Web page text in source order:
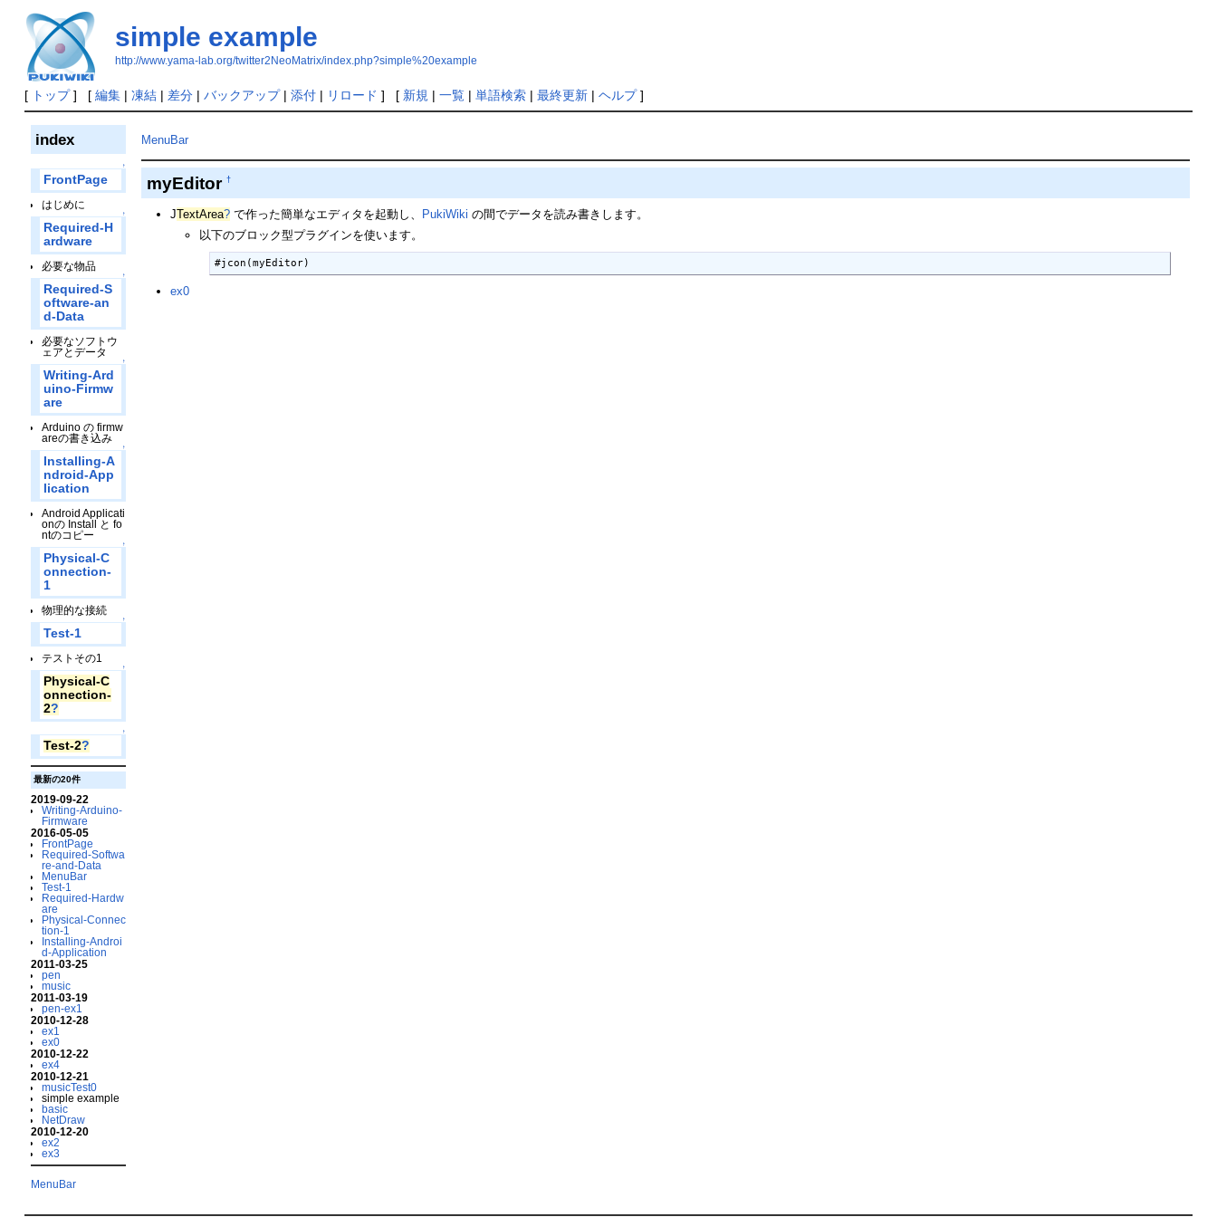
simple example
http://www.yama-lab.org/twitter2NeoMatrix/index.php?simple%20example
[ トップ] [ 編集| 凍結| 差分| バックアップ| 添付| リロード ] [ 新規 | 一覧| 単語検索| 最終更新| ヘルプ]
index
↑
FrontPage
はじめに
↑
Required-H
ardware
必要な物品
↑
Required-S
oftware-an
d-Data
必要なソフトウ
ェアとデータ
↑
Writing-Ard
uino-Firmw
are
Arduino の firmw
areの書き込み
↑
Installing-A
ndroid-App
lication
Android Applicati
onの Install と fo
ntのコピー
↑
Physical-C
onnection-
1
物理的な接続
↑
Test-1
テストその1
↑
Physical-C
onnection-
2?
↑
Test-2?
最新の20件
2019-09-22
Writing-Arduino-
Firmware
2016-05-05
FrontPage
Required-Softwa
re-and-Data
MenuBar
Test-1
Required-Hardw
are
Physical-Connec
tion-1
Installing-Androi
d-Application
2011-03-25
pen
music
2011-03-19
pen-ex1
2010-12-28
ex1
ex0
2010-12-22
ex4
2010-12-21
musicTest0
simple example
basic
NetDraw
2010-12-20
ex2
ex3
MenuBar
MenuBar
myEditor†
JTextArea? で作った簡単なエディタを起動し、 PukiWiki の間でデータを読み書きします。
以下のブロック型プラグインを使います。
#jcon(myEditor)
ex0